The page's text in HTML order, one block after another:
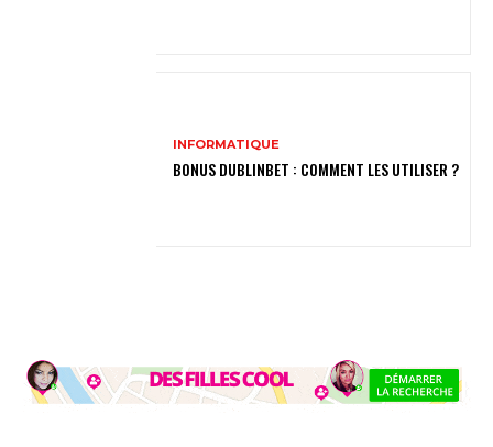
INFORMATIQUE
BONUS DUBLINBET : COMMENT LES UTILISER ?